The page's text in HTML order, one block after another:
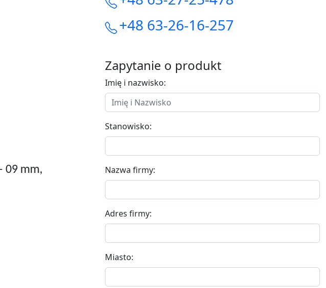
09 mm,
+48 63-26-16-257
Zapytanie o produkt
Imię i nazwisko:
Stanowisko:
Nazwa firmy:
Adres firmy:
Miasto: